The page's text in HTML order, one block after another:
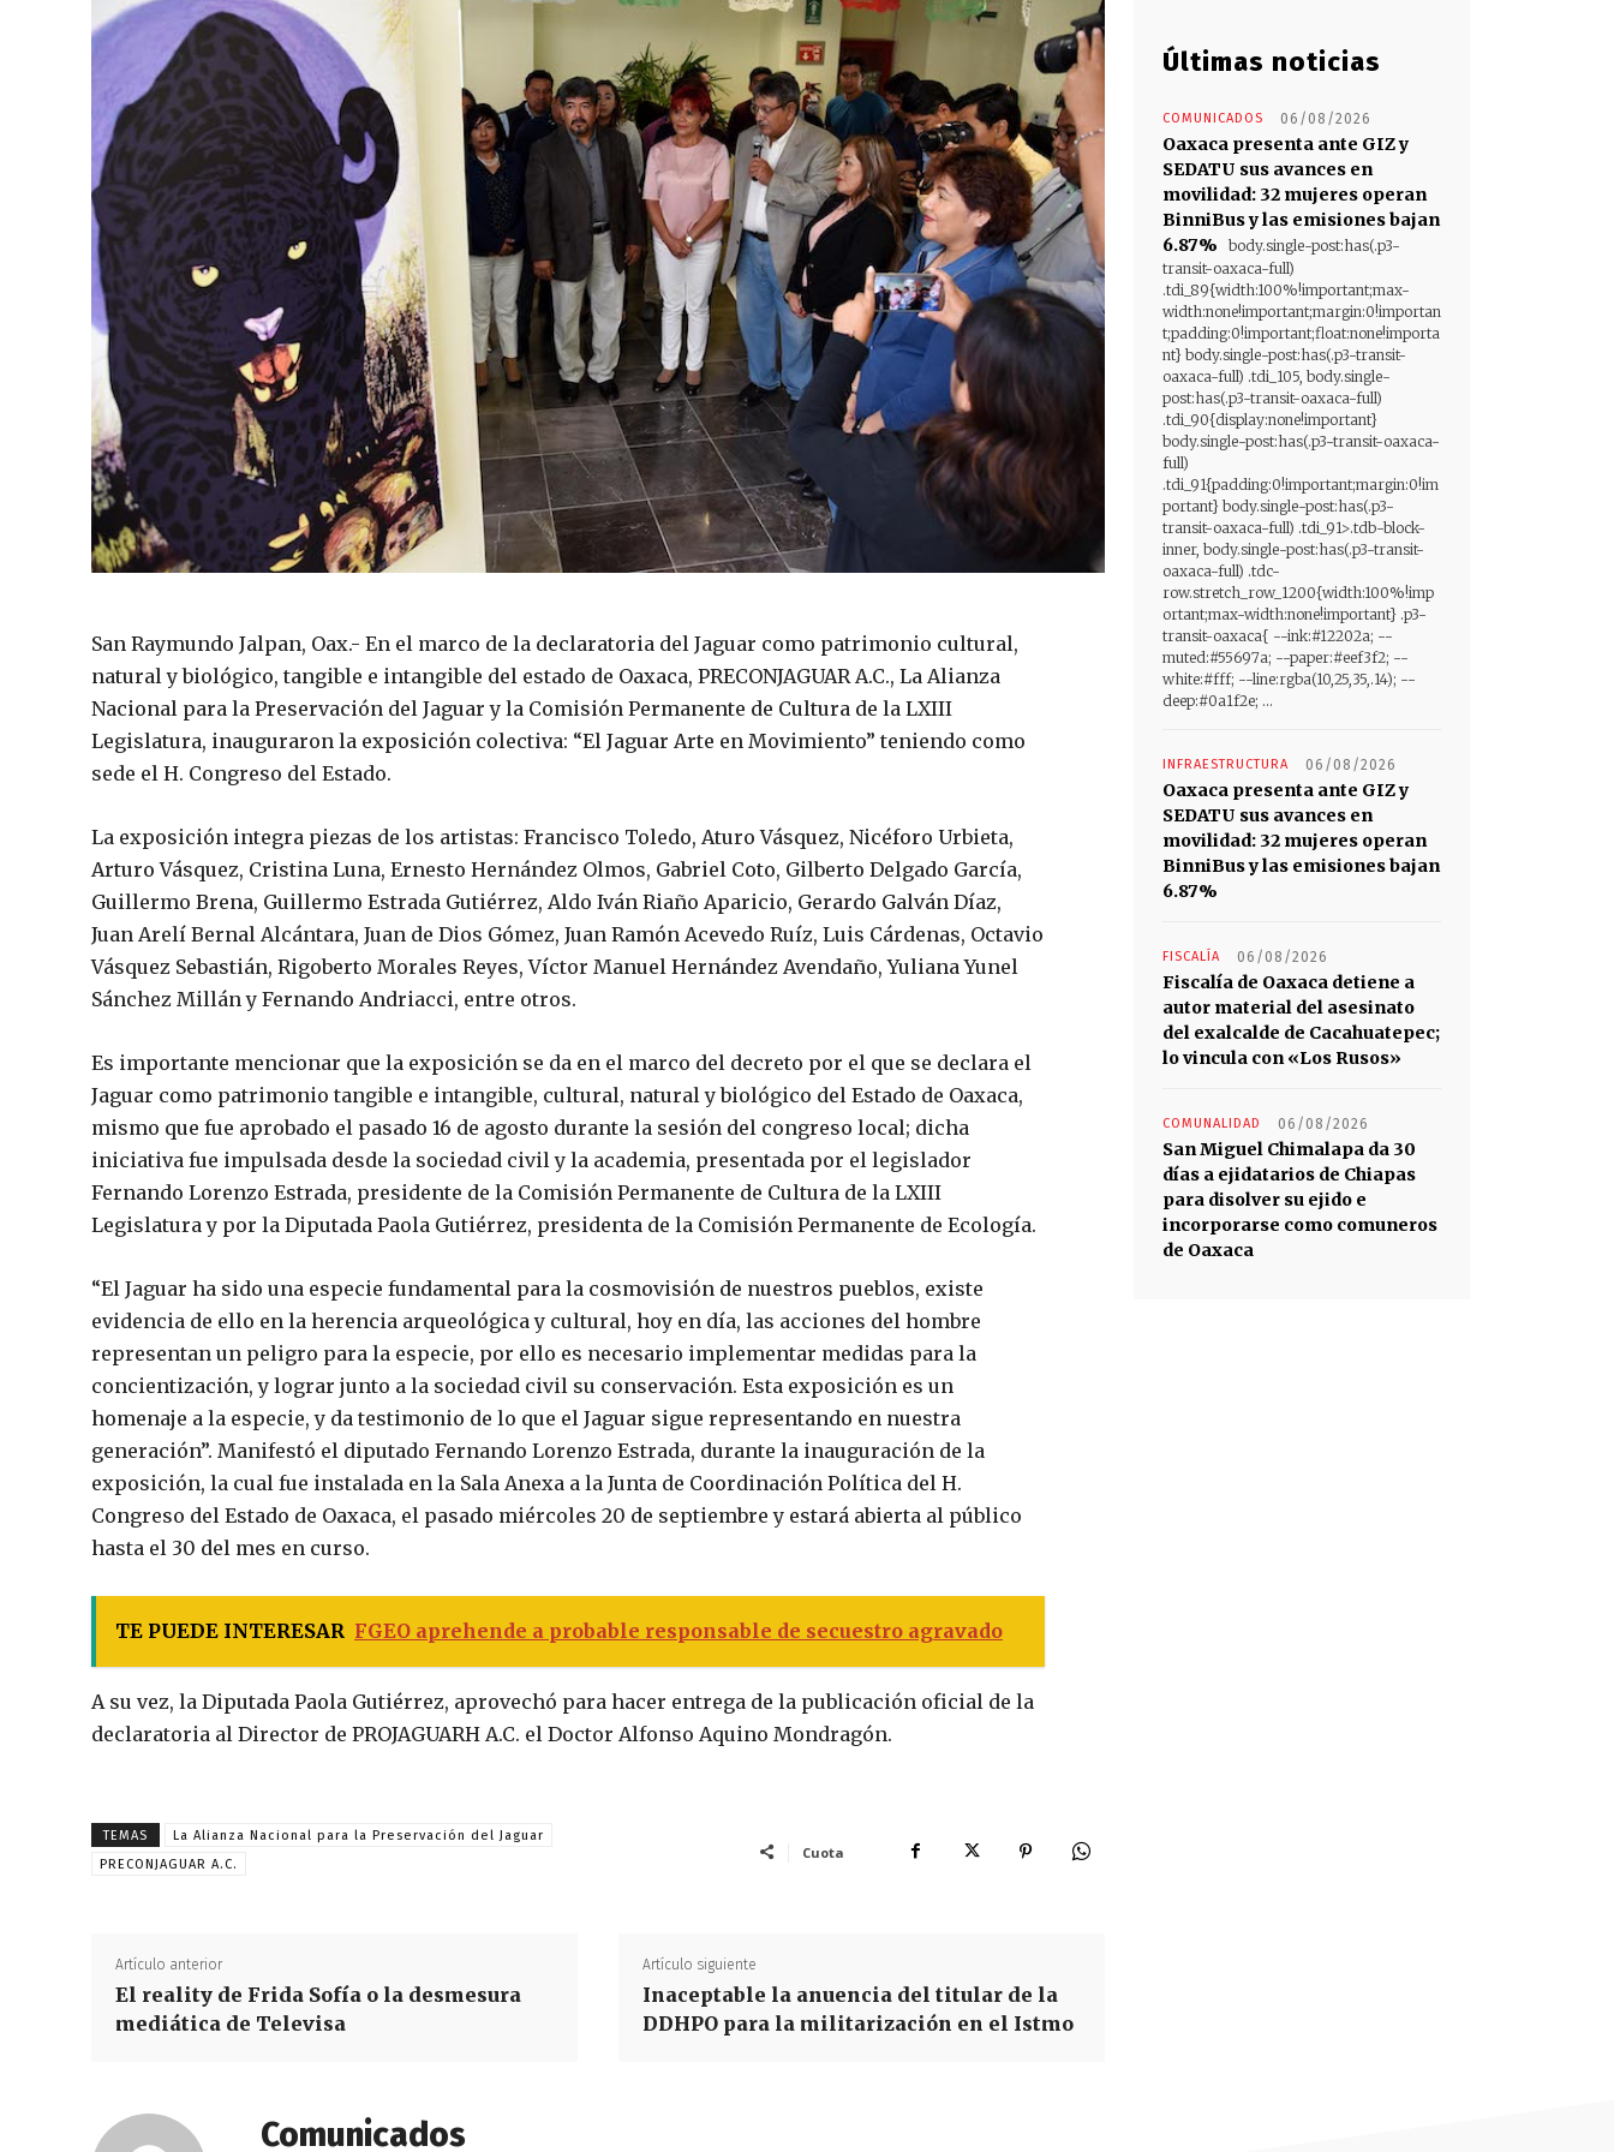
San Raymundo Jalpan, Oax.- En el marco de la declaratoria del Jaguar como patrimonio cultural,
natural y biológico, tangible e intangible del estado de Oaxaca, PRECONJAGUAR A.C., La Alianza
Nacional para la Preservación del Jaguar y la Comisión Permanente de Cultura de la LXIII
Legislatura, inauguraron la exposición colectiva: “El Jaguar Arte en Movimiento” teniendo como
sede el H. Congreso del Estado.
La exposición integra piezas de los artistas: Francisco Toledo, Aturo Vásquez, Nicéforo Urbieta,
Arturo Vásquez, Cristina Luna, Ernesto Hernández Olmos, Gabriel Coto, Gilberto Delgado García,
Guillermo Brena, Guillermo Estrada Gutiérrez, Aldo Iván Riaño Aparicio, Gerardo Galván Díaz,
Juan Arelí Bernal Alcántara, Juan de Dios Gómez, Juan Ramón Acevedo Ruíz, Luis Cárdenas, Octavio
Vásquez Sebastián, Rigoberto Morales Reyes, Víctor Manuel Hernández Avendaño, Yuliana Yunel
Sánchez Millán y Fernando Andriacci, entre otros.
Es importante mencionar que la exposición se da en el marco del decreto por el que se declara el
Jaguar como patrimonio tangible e intangible, cultural, natural y biológico del Estado de Oaxaca,
mismo que fue aprobado el pasado 16 de agosto durante la sesión del congreso local; dicha
iniciativa fue impulsada desde la sociedad civil y la academia, presentada por el legislador
Fernando Lorenzo Estrada, presidente de la Comisión Permanente de Cultura de la LXIII
Legislatura y por la Diputada Paola Gutiérrez, presidenta de la Comisión Permanente de Ecología.
“El Jaguar ha sido una especie fundamental para la cosmovisión de nuestros pueblos, existe
evidencia de ello en la herencia arqueológica y cultural, hoy en día, las acciones del hombre
representan un peligro para la especie, por ello es necesario implementar medidas para la
concientización, y lograr junto a la sociedad civil su conservación. Esta exposición es un
homenaje a la especie, y da testimonio de lo que el Jaguar sigue representando en nuestra
generación”. Manifestó el diputado Fernando Lorenzo Estrada, durante la inauguración de la
exposición, la cual fue instalada en la Sala Anexa a la Junta de Coordinación Política del H.
Congreso del Estado de Oaxaca, el pasado miércoles 20 de septiembre y estará abierta al público
hasta el 30 del mes en curso.
TE PUEDE INTERESAR FGEO aprehende a probable responsable de secuestro agravado
A su vez, la Diputada Paola Gutiérrez, aprovechó para hacer entrega de la publicación oficial de la
declaratoria al Director de PROJAGUARH A.C. el Doctor Alfonso Aquino Mondragón.
TEMAS
La Alianza Nacional para la Preservación del Jaguar
PRECONJAGUAR A.C.
Cuota
Artículo anterior
El reality de Frida Sofía o la desmesura
mediática de Televisa
Artículo siguiente
Inaceptable la anuencia del titular de la
DDHPO para la militarización en el Istmo
Comunicados
Últimas noticias
COMUNICADOS 06/08/2026
Oaxaca presenta ante GIZ y
SEDATU sus avances en
movilidad: 32 mujeres operan
BinniBus y las emisiones bajan
6.87%
body.single-post:has(.p3-
transit-oaxaca-full)
.tdi_89{width:100%!important;max-
width:none!important;margin:0!importan
t;padding:0!important;float:none!importa
nt} body.single-post:has(.p3-transit-
oaxaca-full) .tdi_105, body.single-
post:has(.p3-transit-oaxaca-full)
.tdi_90{display:none!important}
body.single-post:has(.p3-transit-oaxaca-
full)
.tdi_91{padding:0!important;margin:0!im
portant} body.single-post:has(.p3-
transit-oaxaca-full) .tdi_91>.tdb-block-
inner, body.single-post:has(.p3-transit-
oaxaca-full) .tdc-
row.stretch_row_1200{width:100%!imp
ortant;max-width:none!important} .p3-
transit-oaxaca{ --ink:#12202a; --
muted:#55697a; --paper:#eef3f2; --
white:#fff; --line:rgba(10,25,35,.14); --
deep:#0a1f2e; ...
INFRAESTRUCTURA 06/08/2026
Oaxaca presenta ante GIZ y
SEDATU sus avances en
movilidad: 32 mujeres operan
BinniBus y las emisiones bajan
6.87%
FISCALÍA 06/08/2026
Fiscalía de Oaxaca detiene a
autor material del asesinato
del exalcalde de Cacahuatepec;
lo vincula con «Los Rusos»
COMUNALIDAD 06/08/2026
San Miguel Chimalapa da 30
días a ejidatarios de Chiapas
para disolver su ejido e
incorporarse como comuneros
de Oaxaca